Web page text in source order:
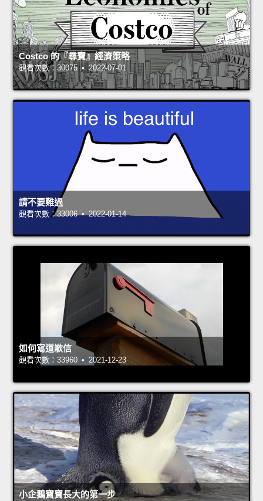
Costco 的『尋寶』經濟策略
觀看次數：30075 • 2022-07-01
請不要難過
觀看次數：33006 • 2022-01-14
如何寫道歉信
觀看次數：33960 • 2021-12-23
小企鵝寶寶長大的第一步